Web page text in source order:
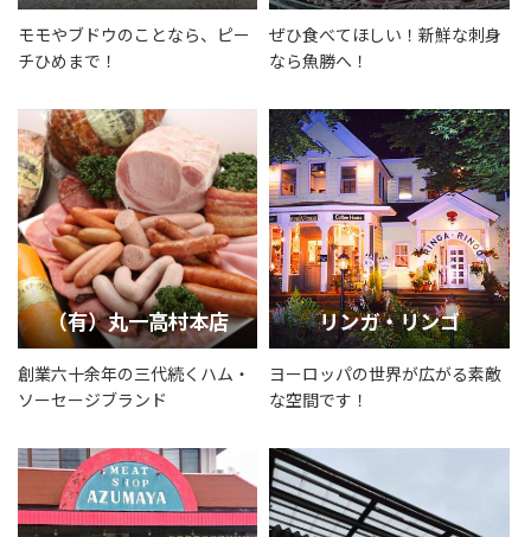
モモやブドウのことなら、ピー
チひめまで！
ぜひ食べてほしい！新鮮な刺身
なら魚勝へ！
（有）丸一高村本店
創業六十余年の三代続くハム・
ソーセージブランド
リンガ・リンゴ
ヨーロッパの世界が広がる素敵
な空間です！